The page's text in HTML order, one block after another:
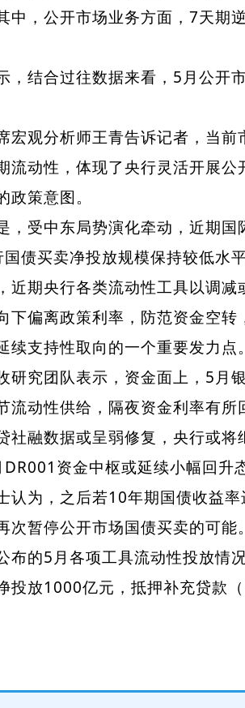
中，公开市场业务方面，7天
结合过往数据来看，5月公开
观分析师王青告诉记者，当前
流动性，体现了央行灵活开展
策意图。
受中东局势演化牵动，近期国
债买卖净投放规模保持较低水平
期央行各类流动性工具以调减
下偏离政策利率，防范资金空
续支持性取向的一个重要发力点。
究团队表示，资金面上，5月
流动性供给，隔夜资金利率有
社融数据或呈弱修复，央行或
资金中枢或延续小幅回升
为，之后若10年期国债收益率
次暂停公开市场国债买卖的可能。
的5月各项工具流动性投放情
投放1000亿元，抵押补充贷款